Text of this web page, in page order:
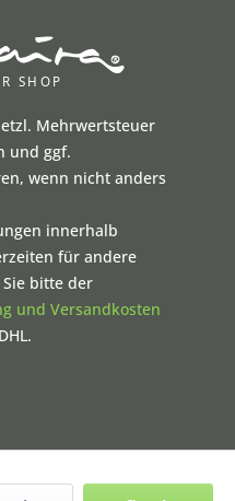
Mehrwertsteuer
und ggf.
wenn nicht anders
innerhalb
für andere
bitte der
und Versandkosten